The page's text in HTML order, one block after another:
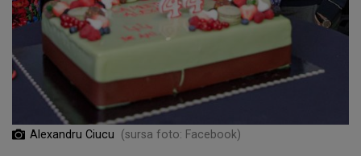
Alexandru Ciucu (sursa foto: Facebook)